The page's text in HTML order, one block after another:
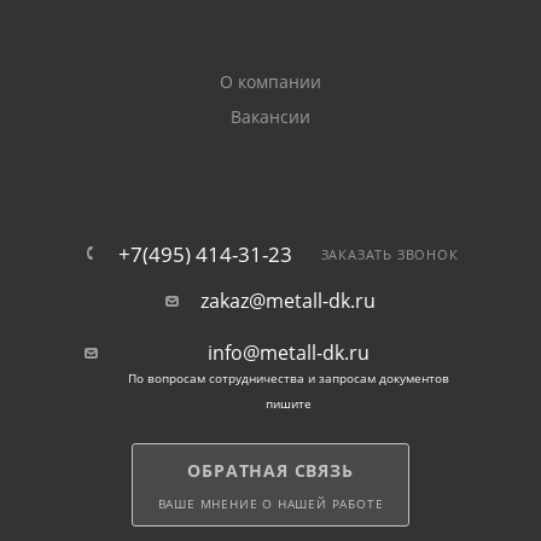
Нередко используется прокат при возведении
перекрытий, опор масштабных сооружений.
На сайте Металл-ДК можно купить двутавровую
с резкой в размер по длине.
О компании
Вакансии
+7(495) 414-31-23 ЗАКАЗАТЬ ЗВОНОК
zakaz@metall-dk.ru
info@metall-dk.ru
По вопросам сотрудничества и запросам документов
пишите
ОБРАТНАЯ СВЯЗЬ
ВАШЕ МНЕНИЕ О НАШЕЙ РАБОТЕ